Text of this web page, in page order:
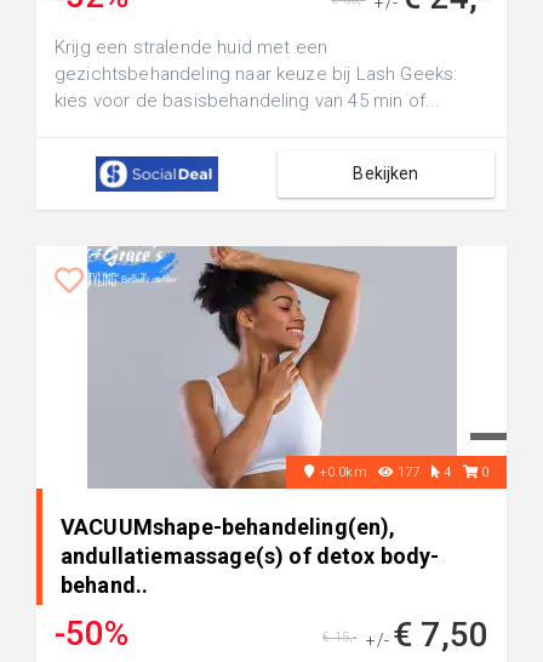
Krijg een stralende huid met een
gezichtsbehandeling naar keuze bij Lash Geeks:
kies voor de basisbehandeling van 45 min of...
Bekijken
+0.0km 177 4 0
VACUUMshape-behandeling(en),
andullatiemassage(s) of detox body-
behand..
-50% +/- € 7,50
€ 15,-